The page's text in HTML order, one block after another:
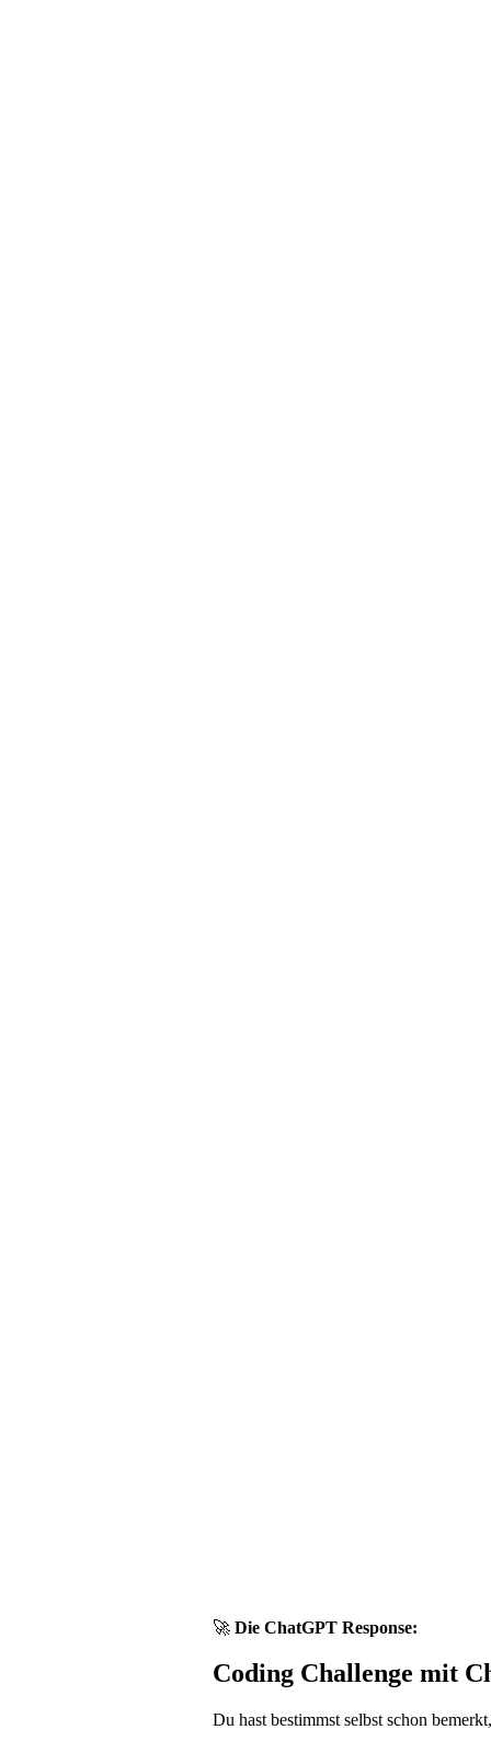
🚀 Die ChatGPT Response:
Coding Challenge mit
Du hast bestimmst selbst schon